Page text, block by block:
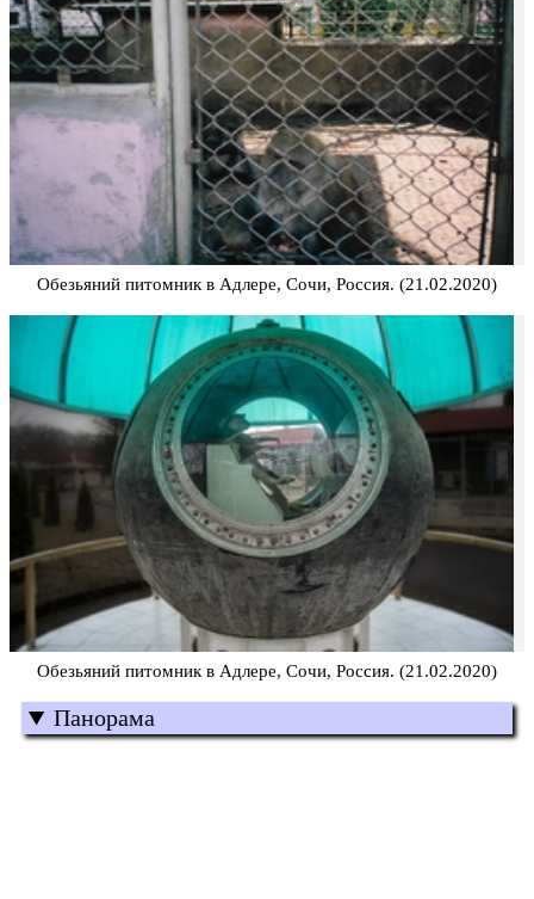
Обезьяний питомник в Адлере, Сочи, Россия. (21.02.2020)
Обезьяний питомник в Адлере, Сочи, Россия. (21.02.2020)
Панорама